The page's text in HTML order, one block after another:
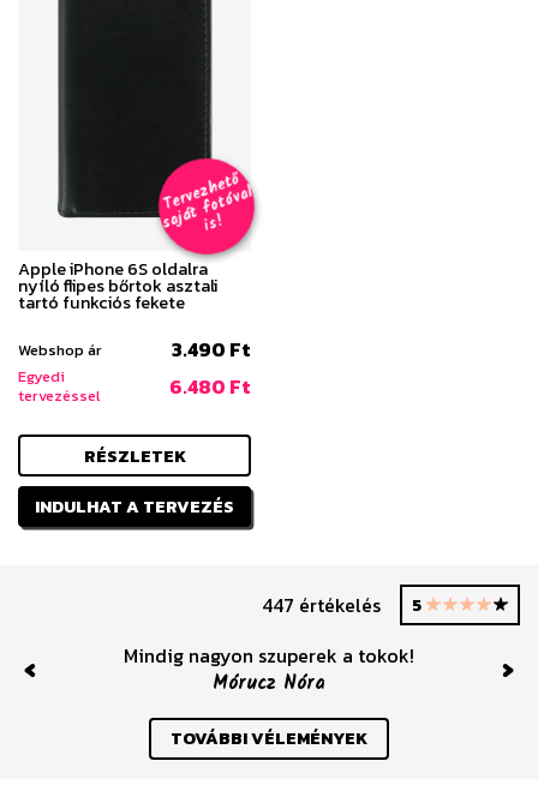
T
er
v
e
z
h
e
t
ő
s
aj
á
t
f
o
t
ó
v
al
i
s
!
Apple iPhone 6S oldalra
nyíló flipes bőrtok asztali
tartó funkciós fekete
Webshop ár 3.490 Ft
Egyedi
tervezéssel
6.480 Ft
RÉSZLETEK
INDULHAT A TERVEZÉS
447 értékelés 5
Mindig nagyon szuperek a tokok!
Mórucz Nóra
TOVÁBBI VÉLEMÉNYEK